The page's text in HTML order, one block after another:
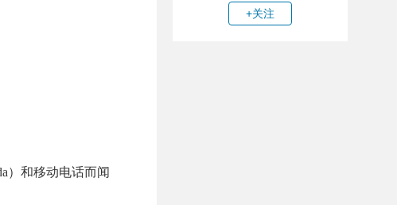
）和移动电话而闻
+关注